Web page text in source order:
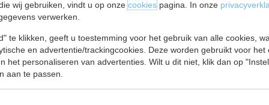
wij gebruiken, vindt u op onzecookiespagina. In onze
verwerken.
te klikken, geeft u toestemming voor het gebruik van alle cookies,
en advertentie/trackingcookies. Deze worden gebruikt voor het
het personaliseren van advertenties. Wilt u dit niet, klik dan op
aan te passen.